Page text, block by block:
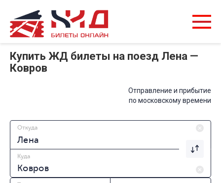
Купить ЖД билеты на поезд Лена —
Ковров
Отправление и прибытие
по московскому времени
Откуда
Куда